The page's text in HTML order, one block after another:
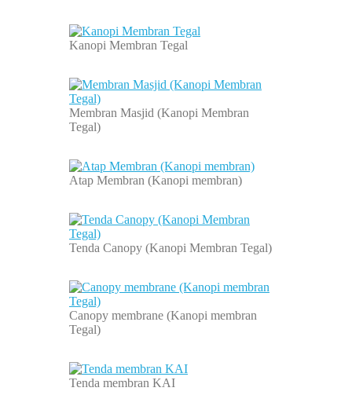
Kanopi Membran Tegal
Membran Masjid (Kanopi Membran
Tegal)
Atap Membran (Kanopi membran)
Tenda Canopy (Kanopi Membran Tegal)
Canopy membrane (Kanopi membran
Tegal)
Tenda membran KAI